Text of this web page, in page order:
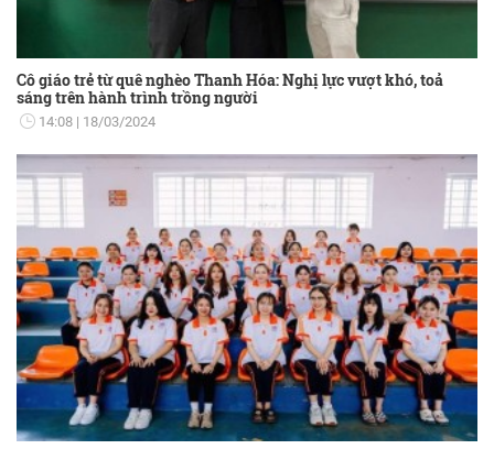
Cô giáo trẻ từ quê nghèo Thanh Hóa: Nghị lực vượt khó, toả
sáng trên hành trình trồng người
14:08 18/03/2024